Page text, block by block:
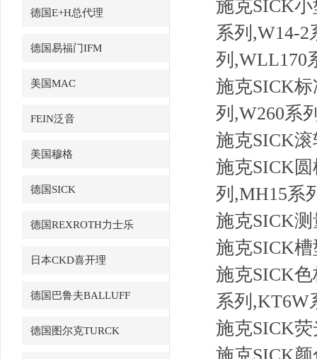
德国E+H总代理
德国易福门IFM
美国MAC
FEIN泛音
美国穆格
德国SICK
德国REXROTH力士乐
日本CKD喜开理
德国巴鲁夫BALLUFF
德国图尔克TURCK
施克SICK
系列,W14-2
列,WLL170
施克SICK
列,W260系
施克SICK
施克SICK
列,MH15系
施克SICK
施克SICK
施克SICK
系列,KT6W
施克SICK